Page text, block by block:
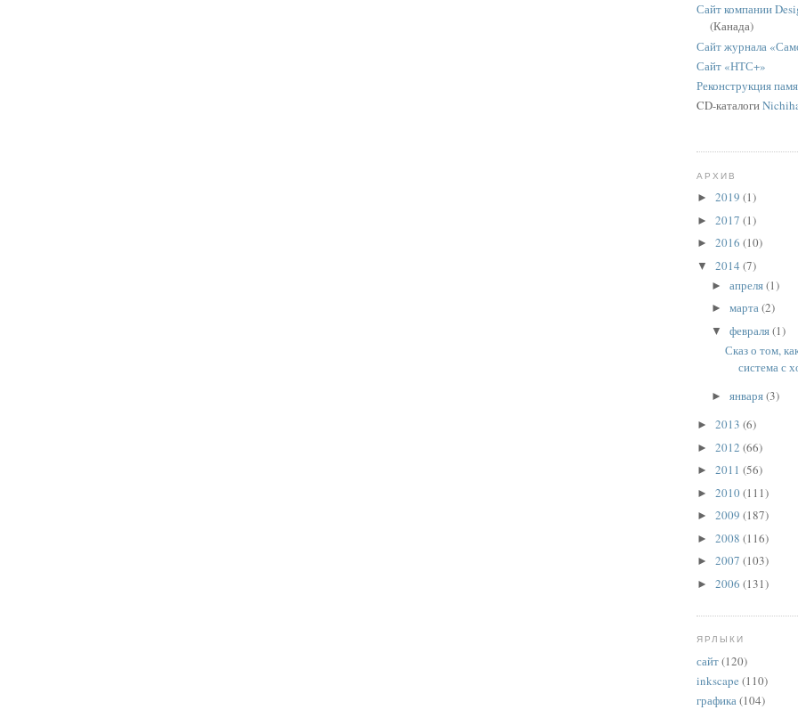
Сайт компании
(Канада)
Сайт журнала
Сайт «НТС+»
Реконструкция
CD-каталоги
АРХИВ
► 2019 (1)
► 2017 (1)
► 2016 (10)
▼ 2014 (7)
► апреля(1)
► марта(2)
▼ февраля(1)
Сказ о том,
система с
► января(3)
► 2013 (6)
► 2012 (66)
► 2011 (56)
► 2010(111)
► 2009 (187)
► 2008 (116)
► 2007 (103)
► 2006 (131)
ЯРЛЫКИ
сайт(120)
inkscape (110)
графика(104)